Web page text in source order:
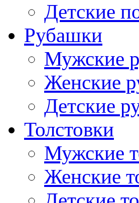
Детские
Рубашки
Мужские
Женские
Детские
Толстовки
Мужские
Женские